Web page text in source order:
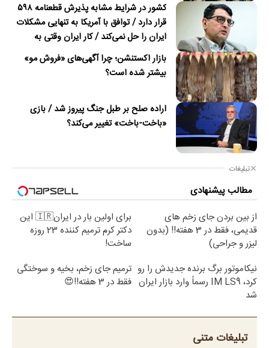
کشور در شرایط مشابه پذیرش قطعنامه ۵۹۸
قرار دارد / توافق با آمریکا به تنهایی مشکلات
ایران را حل نمی‌کند / کار ایران وقتی به
امضای ترکمانچای رسید که دیگر چاره‌ای نبود
بازار اکستنشن؛ چرا آگهی‌های «فروش مو»
بیشتر شده است؟
اراده صلح بر طبل جنگ پیروز شد / بازی
«باخت-باخت» تغییر می‌کند؟
تبلیغات
مطالب پیشنهادی
از بین بردن جای زخم های
قدیمی، فقط در 3 هفته!! (بدون
لیزر و جراحی)
برای اولین بار در ایران🇮🇷 این
دکتر کرم ترمیم کننده 23 روزه
ساخت!
نیکاموتور برگ برنده جدیدش را رو
کرد، IM LS9 رسماً وارد بازار ایران
شد
ترمیم جای زخم، بخیه و سوختگی
فقط در 3 هفته!!😍
تبلیغات متنی